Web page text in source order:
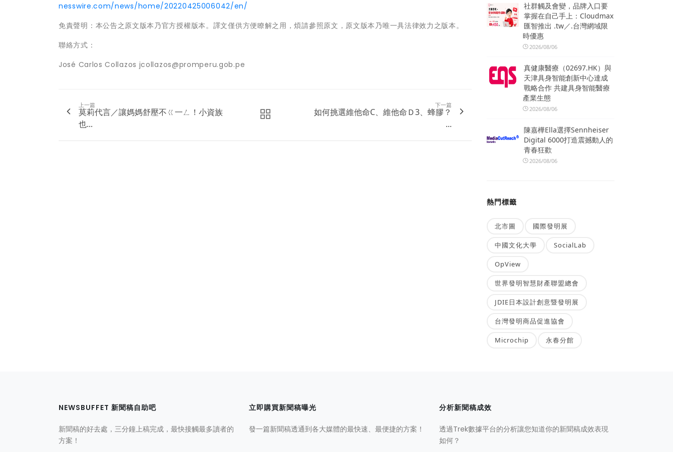
nesswire.com/news/home/20220425006042/en/
免責聲明：本公告之原文版本乃官方授權版本。譯文僅供方便瞭解之用，煩請參照原文，原文版本乃唯一具法律效力之版本。
聯絡方式：
José Carlos Collazos jcollazos@promperu.gob.pe
上一篇
莫莉代言／讓媽媽舒壓不ㄍ一ㄥ！小資族
也...
下一篇
如何挑選維他命C、維他命Ｄ3、蜂膠？
...
社群觸及會變，品牌入口要
掌握在自己手上：Cloudmax
匯智推出 .tw／.台灣網域限
時優惠
2026/08/06
真健康醫療（02697.HK）與
天津具身智能創新中心達成
戰略合作 共建具身智能醫療
產業生態
2026/08/06
陳嘉樺Ella選擇Sennheiser
Digital 6000打造震撼動人的
青春狂歡
2026/08/06
熱門標籤
北市圖 國際發明展
中國文化大學 SocialLab
OpView
世界發明智慧財產聯盟總會
JDIE日本設計創意暨發明展
台灣發明商品促進協會
Microchip 永春分館
NEWSBUFFET 新聞稿自助吧
新聞稿的好去處，三分鐘上稿完成，最快接觸最多讀者的
方案！
立即購買新聞稿曝光
發一篇新聞稿透通到各大媒體的最快速、最便捷的方案！
分析新聞稿成效
透過Trek數據平台的分析讓您知道你的新聞稿成效表現
如何？